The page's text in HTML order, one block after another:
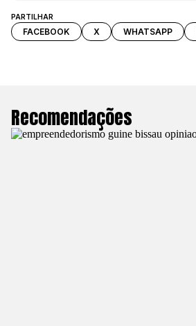
PARTILHAR
FACEBOOK X WHATSAPP
Recomendações